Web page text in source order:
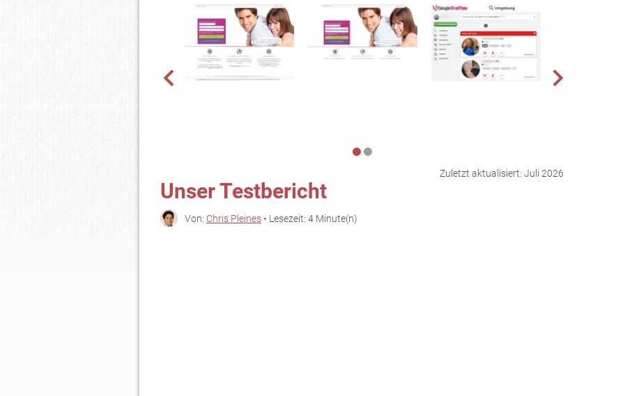
Zuletzt aktualisiert:Juli 2026
Unser Testbericht
Von: Chris Pleines • Lesezeit: 4 Minute(n)